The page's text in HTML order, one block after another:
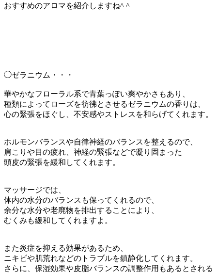
おすすめのアロマを紹介しますね^ ^
◯ゼラニウム・・・
華やかなフローラル系で青葉っぽい爽やかさもあり、
種類によってローズを彷彿とさせるゼラニウムの香りは、
心の緊張をほぐし、不安感やストレスを和らげてくれます。
ホルモンバランスや自律神経のバランスを整えるので、
肩こりや目の疲れ、神経の緊張などで凝り固まった
頭皮の緊張を緩和してくれます。
マッサージでは、
体内の水分のバランスも保ってくれるので、
余分な水分や老廃物を排出することにより、
むくみも緩和してくれますよ。
また炎症を抑える効果があるため、
ニキビや肌荒れなどのトラブルを鎮静化してくれます。
さらに、保湿効果や皮脂バランスの調整作用もあるとされる